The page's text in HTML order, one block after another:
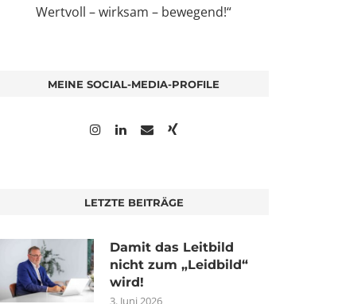
Wertvoll – wirksam – bewegend!“
MEINE SOCIAL-MEDIA-PROFILE
LETZTE BEITRÄGE
Damit das Leitbild
nicht zum „Leidbild“
wird!
3. Juni 2026